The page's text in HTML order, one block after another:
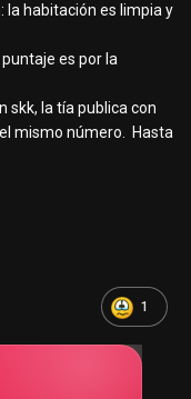
la habitación es limpia y
es por la
skk, la tía publica con
mismo número. Hasta
1